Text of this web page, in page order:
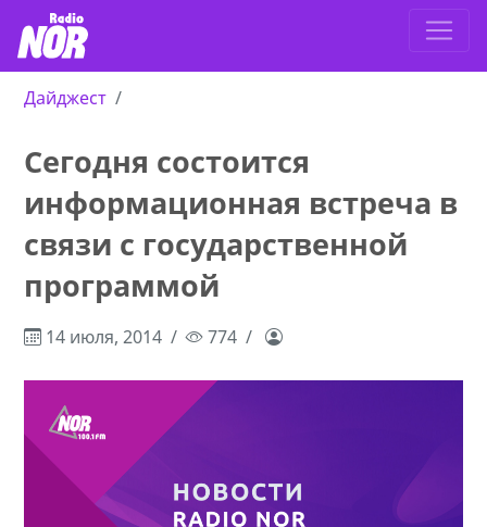
Дайджест
Сегодня состоится
информационная встреча в
связи с государственной
программой
14 июля, 2014 774